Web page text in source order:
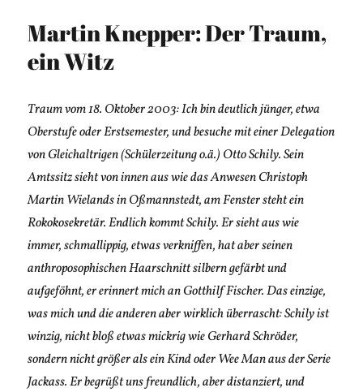
Delta
Martin Knepper: Der Traum,
ein Witz
Traum vom 18. Oktober 2003: Ich bin deutlich jünger, etwa
Oberstufe oder Erstsemester, und besuche mit einer Delegation
von Gleichaltrigen (Schülerzeitung o.ä.) Otto Schily. Sein
Amtssitz sieht von innen aus wie das Anwesen Christoph
Martin Wielands in Oßmannstedt, am Fenster steht ein
Rokokosekretär. Endlich kommt Schily. Er sieht aus wie
immer, schmallippig, etwas verkniffen, hat aber seinen
anthroposophischen Haarschnitt silbern gefärbt und
aufgeföhnt, er erinnert mich an Gotthilf Fischer. Das einzige,
was mich und die anderen aber wirklich überrascht: Schily ist
winzig, nicht bloß etwas mickrig wie Gerhard Schröder,
sondern nicht größer als ein Kind oder Wee Man aus der Serie
Jackass. Er begrüßt uns freundlich, aber distanziert, und